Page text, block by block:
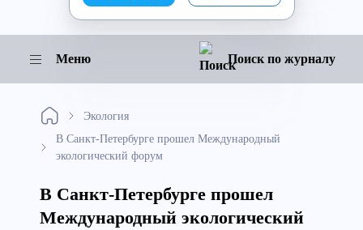
Меню Поиск по журналу
Экология
В Санкт-Петербурге прошел Международный
экологический форум
В Санкт-Петербурге прошел
Международный экологический